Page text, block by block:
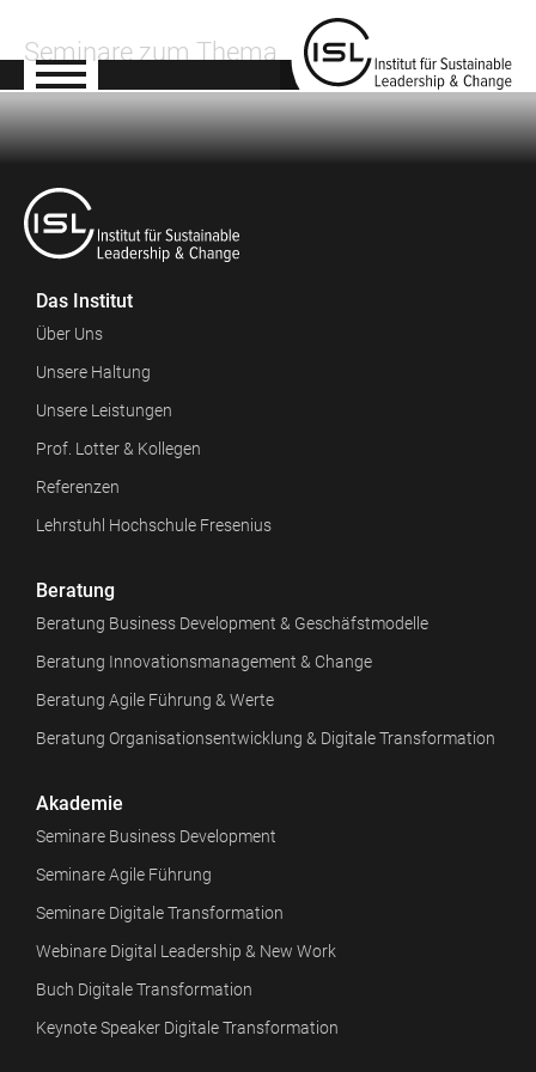
Seminare zum Thema
Das Institut
Über Uns
Unsere Haltung
Unsere Leistungen
Prof. Lotter & Kollegen
Referenzen
Lehrstuhl Hochschule Fresenius
Beratung
Beratung Business Development & Geschäfstmodelle
Beratung Innovationsmanagement & Change
Beratung Agile Führung & Werte
Beratung Organisationsentwicklung & Digitale Transformation
Akademie
Seminare Business Development
Seminare Agile Führung
Seminare Digitale Transformation
Webinare Digital Leadership & New Work
Buch Digitale Transformation
Keynote Speaker Digitale Transformation